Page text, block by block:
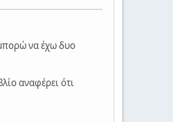
να έχω δυο
αναφέρει ότι